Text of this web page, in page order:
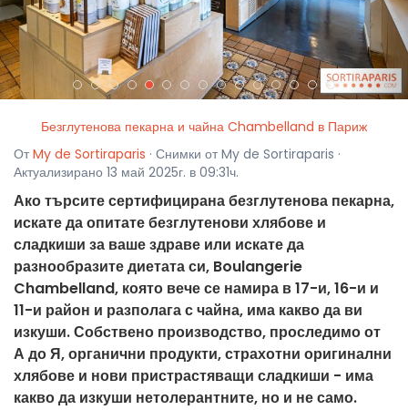
Безглутенова пекарна и чайна Chambelland в Париж
От My de Sortiraparis · Снимки от My de Sortiraparis ·
Актуализирано 13 май 2025г. в 09:31ч.
Ако търсите сертифицирана безглутенова пекарна,
искате да опитате безглутенови хлябове и
сладкиши за ваше здраве или искате да
разнообразите диетата си, Boulangerie
Chambelland, която вече се намира в 17-и, 16-и и
11-и район и разполага с чайна, има какво да ви
изкуши. Собствено производство, проследимо от
А до Я, органични продукти, страхотни оригинални
хлябове и нови пристрастяващи сладкиши - има
какво да изкуши нетолерантните, но и не само.